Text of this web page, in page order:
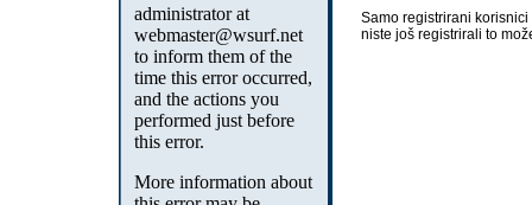
Samo registrirani
niste još registrirali to